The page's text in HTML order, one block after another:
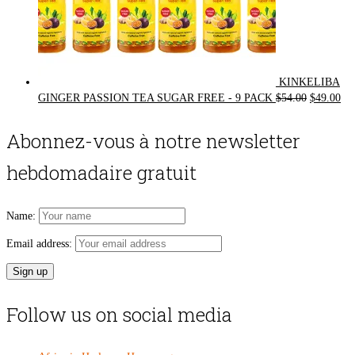
KINKELIBA
GINGER PASSION TEA SUGAR FREE - 9 PACK $54.00 Original
$49.00
Abonnez-vous à notre newsletter
hebdomadaire gratuit
Name:
Email address:
Follow us on social media